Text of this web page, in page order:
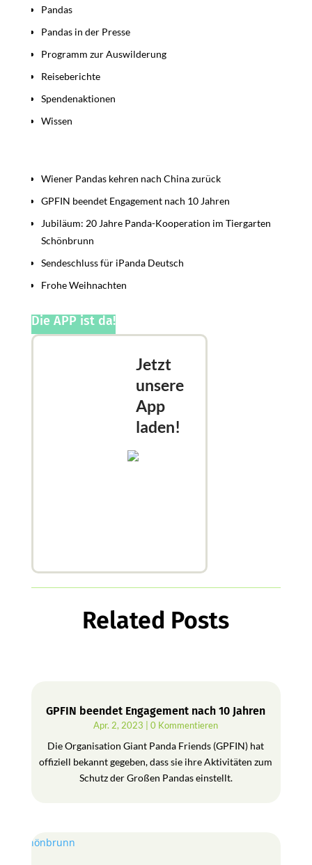
Pandas
Pandas in der Presse
Programm zur Auswilderung
Reiseberichte
Spendenaktionen
Wissen
Wiener Pandas kehren nach China zurück
GPFIN beendet Engagement nach 10 Jahren
Jubiläum: 20 Jahre Panda-Kooperation im Tiergarten
Schönbrunn
Sendeschluss für iPanda Deutsch
Frohe Weihnachten
Die APP ist da!
Jetzt
unsere
App
laden!
Related Posts
GPFIN beendet Engagement nach 10 Jahren
Apr. 2, 2023 | 0 Kommentieren
Die Organisation Giant Panda Friends (GPFIN) hat
offiziell bekannt gegeben, dass sie ihre Aktivitäten zum
Schutz der Großen Pandas einstellt.